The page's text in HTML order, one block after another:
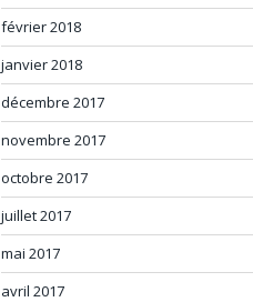
février 2018
janvier 2018
décembre 2017
novembre 2017
octobre 2017
juillet 2017
mai 2017
avril 2017